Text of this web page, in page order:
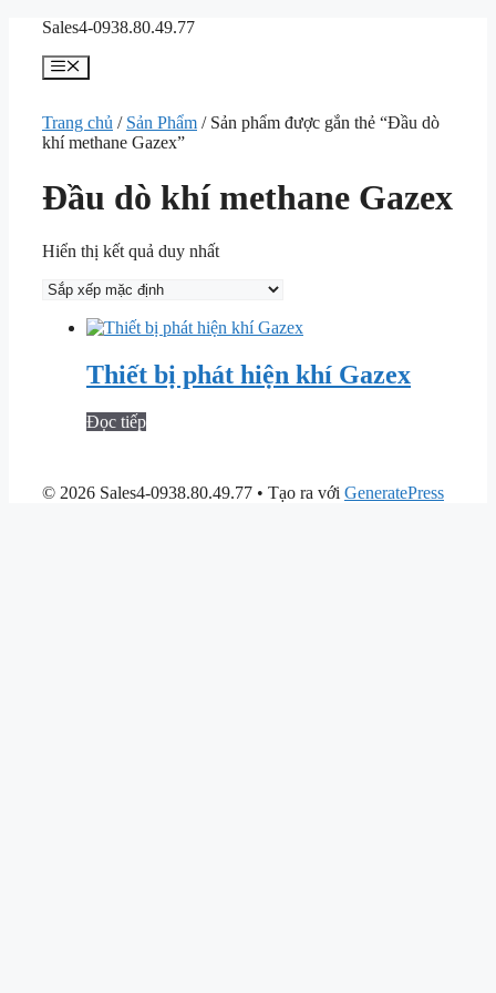
Chuyển
dung
Sales4-0938.80.49.77
Menu
Trang chủ / Sản Phẩm / Sản phẩm được gắn thẻ “Đầu dò
khí methane Gazex”
Đầu dò khí methane Gazex
Hiển thị kết quả duy nhất
Thiết bị phát hiện khí Gazex
Đọc tiếp
© 2026 Sales4-0938.80.49.77 • Tạo ra với GeneratePress